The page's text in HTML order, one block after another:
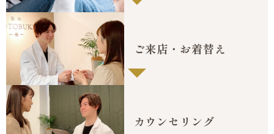
ご来店・お着替え
カウンセリング